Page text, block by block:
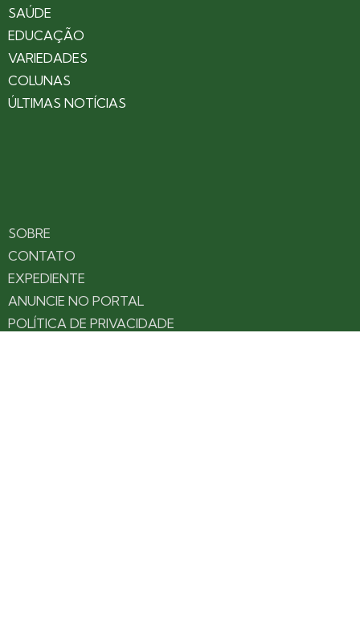
SAÚDE
EDUCAÇÃO
VARIEDADES
COLUNAS
ÚLTIMAS NOTÍCIAS
SOBRE
CONTATO
EXPEDIENTE
ANUNCIE NO PORTAL
POLÍTICA DE PRIVACIDADE